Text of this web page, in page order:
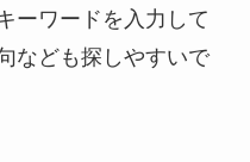
ーワードを入力して
なども探しやすいで